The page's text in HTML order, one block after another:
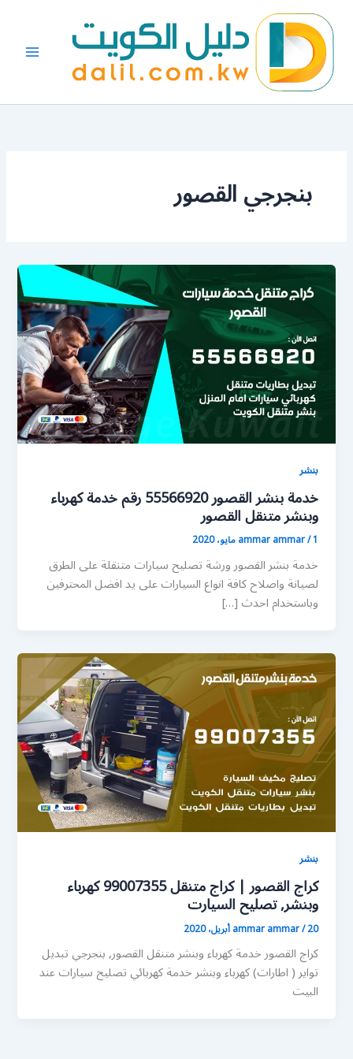
المحتوى
بنجرجي القصور
بنشر
خدمة بنشر القصور 55566920 رقم خدمة كهرباء
وبنشر متنقل القصور
ammar ammar/1 مايو، 2020
خدمة بنشر القصور ورشة تصليح سيارات متنقلة على الطرق
لصيانة واصلاح كافة انواع السيارات على يد افضل المحترفين
وباستخدام احدث […]
بنشر
كراج القصور | كراج متنقل 99007355 كهرباء
وبنشر, تصليح السيارت
ammar ammar/20 أبريل، 2020
كراج القصور خدمة كهرباء وبنشر متنقل القصور, بنجرجي تبديل
تواير ( اطارات) كهرباء وبنشر خدمة كهربائي تصليح سيارات عند
البيت